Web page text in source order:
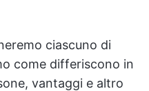
ciascuno di
come differiscono in
vantaggi e altro